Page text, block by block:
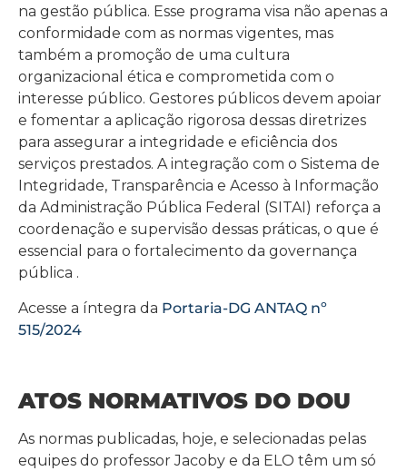
na gestão pública. Esse programa visa não apenas a
conformidade com as normas vigentes, mas
também a promoção de uma cultura
organizacional ética e comprometida com o
interesse público. Gestores públicos devem apoiar
e fomentar a aplicação rigorosa dessas diretrizes
para assegurar a integridade e eficiência dos
serviços prestados. A integração com o Sistema de
Integridade, Transparência e Acesso à Informação
da Administração Pública Federal (SITAI) reforça a
coordenação e supervisão dessas práticas, o que é
essencial para o fortalecimento da governança
pública .
Acesse a íntegra da Portaria-DG ANTAQ nº
515/2024
ATOS NORMATIVOS DO DOU
As normas publicadas, hoje, e selecionadas pelas
equipes do professor Jacoby e da ELO têm um só